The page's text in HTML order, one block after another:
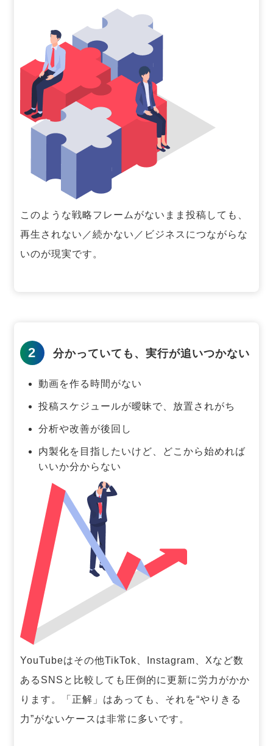
このような戦略フレームがないまま投稿しても、
再生されない／続かない／ビジネスにつながらな
いのが現実です。
2 分かっていても、実行が追いつかない
動画を作る時間がない
投稿スケジュールが曖昧で、放置されがち
分析や改善が後回し
内製化を目指したいけど、どこから始めれば
いいか分からない
YouTubeはその他TikTok、Instagram、Xなど数
あるSNSと比較しても圧倒的に更新に労力がかか
ります。「正解」はあっても、それを“やりきる
力”がないケースは非常に多いです。